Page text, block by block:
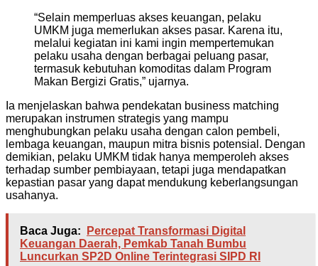
“Selain memperluas akses keuangan, pelaku
UMKM juga memerlukan akses pasar. Karena itu,
melalui kegiatan ini kami ingin mempertemukan
pelaku usaha dengan berbagai peluang pasar,
termasuk kebutuhan komoditas dalam Program
Makan Bergizi Gratis,” ujarnya.
Ia menjelaskan bahwa pendekatan business matching
merupakan instrumen strategis yang mampu
menghubungkan pelaku usaha dengan calon pembeli,
lembaga keuangan, maupun mitra bisnis potensial. Dengan
demikian, pelaku UMKM tidak hanya memperoleh akses
terhadap sumber pembiayaan, tetapi juga mendapatkan
kepastian pasar yang dapat mendukung keberlangsungan
usahanya.
Baca Juga:
Percepat Transformasi Digital
Keuangan Daerah, Pemkab Tanah Bumbu
Luncurkan SP2D Online Terintegrasi SIPD RI